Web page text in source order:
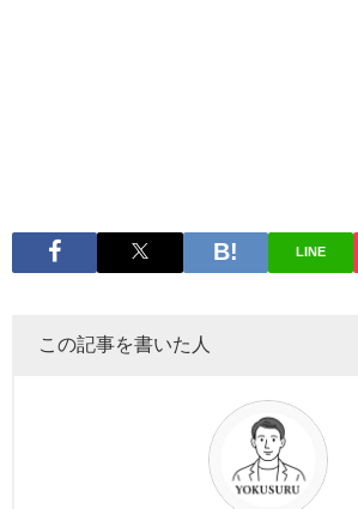
LINE
この記事を書いた人